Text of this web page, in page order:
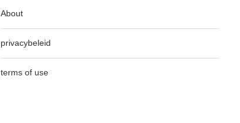
About
privacybeleid
terms of use